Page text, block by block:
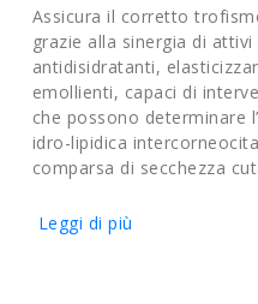
Assicura il corretto
grazie alla sinergia di
antidisidratanti,
emollienti, capaci di
che possono determinare
idro-lipidica
comparsa di secchezza
Leggi di più